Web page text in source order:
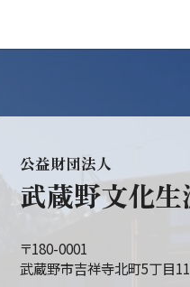
公益財団法人
武蔵野文化
〒180-0001
武蔵野市吉祥寺北町5丁目